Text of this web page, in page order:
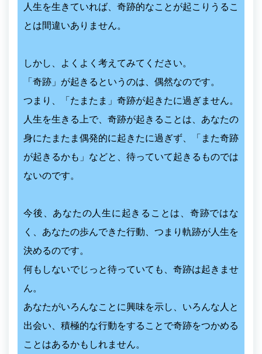
人生を生きていれば、奇跡的なことが起こりうるこ
とは間違いありません。
しかし、よくよく考えてみてください。
「奇跡」が起きるというのは、偶然なのです。
つまり、「たまたま」奇跡が起きたに過ぎません。
人生を生きる上で、奇跡が起きることは、あなたの
身にたまたま偶発的に起きたに過ぎず、「また奇跡
が起きるかも」などと、待っていて起きるものでは
ないのです。
今後、あなたの人生に起きることは、奇跡ではな
く、あなたの歩んできた行動、つまり軌跡が人生を
決めるのです。
何もしないでじっと待っていても、奇跡は起きませ
ん。
あなたがいろんなことに興味を示し、いろんな人と
出会い、積極的な行動をすることで奇跡をつかめる
ことはあるかもしれません。